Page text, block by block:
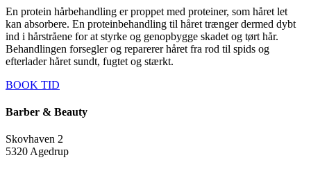
En protein hårbehandling er proppet med proteiner, som håret let
kan absorbere. En proteinbehandling til håret trænger dermed dybt
ind i hårstråene for at styrke og genopbygge skadet og tørt hår.
Behandlingen forsegler og reparerer håret fra rod til spids og
efterlader håret sundt, fugtet og stærkt.
BOOK TID
Barber & Beauty
Skovhaven 2
5320 Agedrup